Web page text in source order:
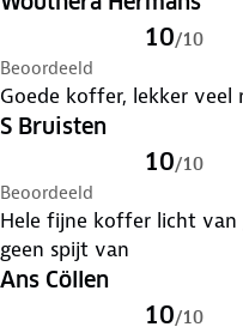
10/10
Beoordeeld
Goede koffer, lekker
S Bruisten
10/10
Beoordeeld
Hele fijne koffer licht van gewicht en toch heel stevig en de vier wieltjes lopen zeer soepel
geen spijt van
Ans Cöllen
10/10